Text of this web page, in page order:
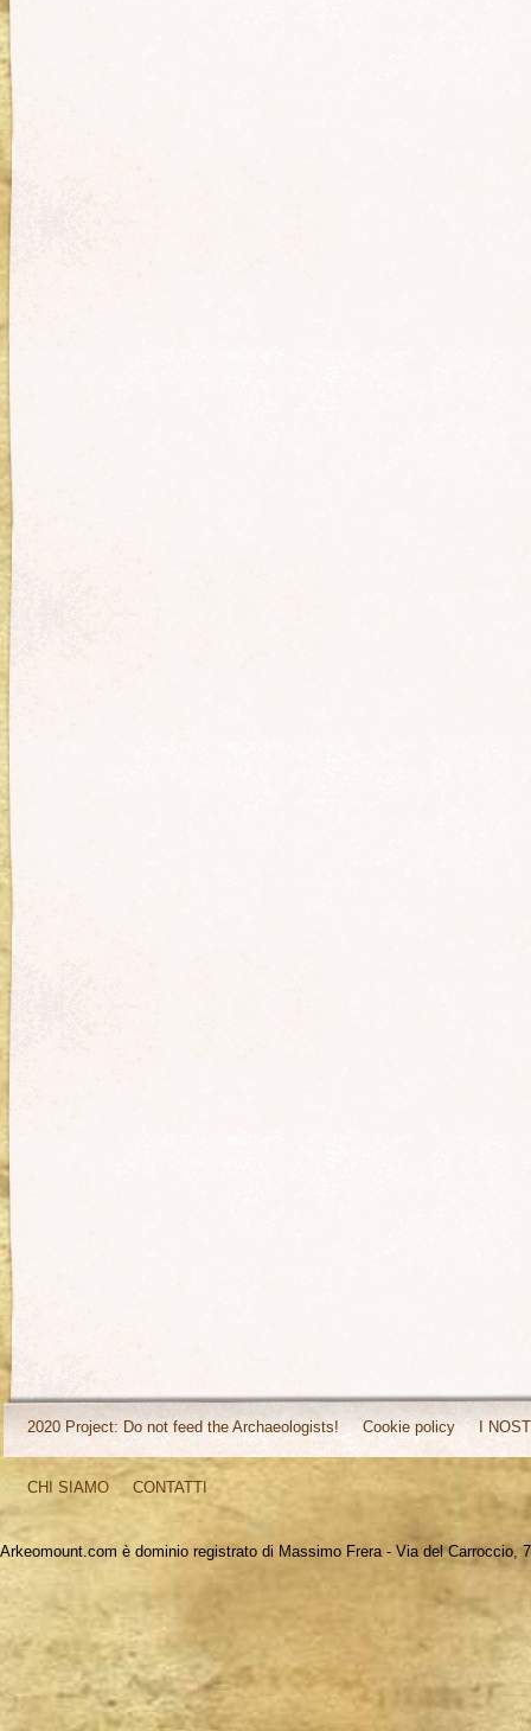
2020 Project: Do not feed the Archaeologists! Cookie policy I
CHI SIAMO CONTATTI
Arkeomount.com è dominio registrato di Massimo Frera - Via del